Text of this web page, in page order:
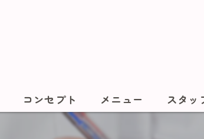
コンセプト メニュー スタッ